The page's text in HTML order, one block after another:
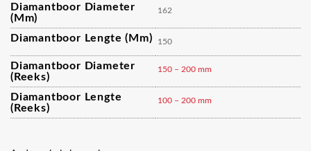
Diamantboor Diameter
(mm)
162
Diamantboor Lengte (mm) 150
Diamantboor Diameter
(reeks)
150 – 200 mm
Diamantboor Lengte
(reeks)
100 – 200 mm